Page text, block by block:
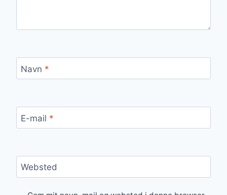
Navn *
E-mail *
Websted